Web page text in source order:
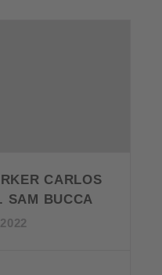
CARLOS
SAM BUCCA